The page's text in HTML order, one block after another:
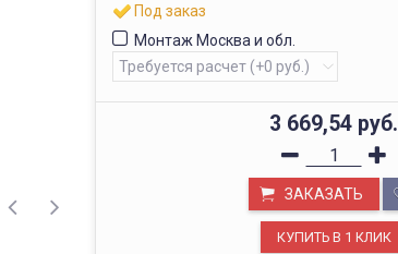
Под заказ
Монтаж Москва и обл.
3 669,54 руб.
ЗАКАЗАТЬ